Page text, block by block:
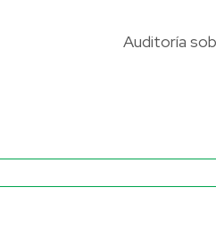
Auditoría